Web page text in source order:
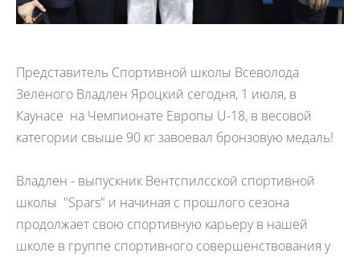
Представитель Спортивной школы Всеволода
Зеленого Владлен Яроцкий сегодня, 1 июля, в
Каунасе на Чемпионате Европы U-18, в весовой
категории свыше 90 кг завоевал бронзовую медаль!
Владлен - выпускник Вентспилсской спортивной
школы "Spars" и начиная с прошлого сезона
продолжает свою спортивную карьеру в нашей
школе в группе спортивного совершенствования у